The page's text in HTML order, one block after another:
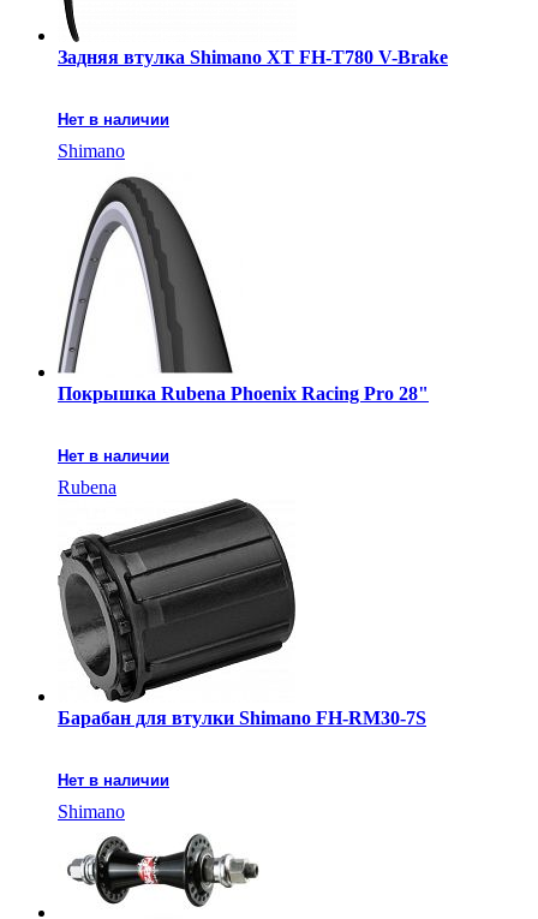
Задняя втулка Shimano XT FH-T780 V-Brake
Нет в наличии
Shimano
Покрышка Rubena Phoenix Racing Pro 28"
Нет в наличии
Rubena
Барабан для втулки Shimano FH-RM30-7S
Нет в наличии
Shimano